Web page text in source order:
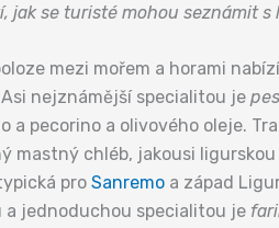
jak se turisté mohou seznámit
mezi mořem a horami
nejznámější specialitou je
a pecorino a olivového oleje.
mastný chléb, jakousi
pro Sanremo a západ
a jednoduchou specialitou je